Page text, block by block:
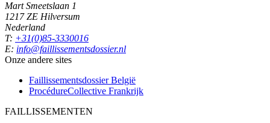
Mart Smeetslaan 1
1217 ZE Hilversum
Nederland
T: +31(0)85-3330016
E: info@faillissementsdossier.nl
Onze andere sites
Faillissementsdossier België
ProcédureCollective Frankrijk
FAILLISSEMENTEN